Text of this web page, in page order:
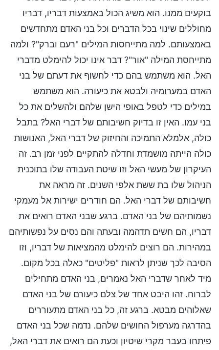
בוקעים ממנו. הוא משיג הכול באמצעות דבריו, דבריו
מחוללים שינוי בכל הדברים וכל בני האדם מתחדשים
באמצעותם. למה מתייחסות המילים "רעם וברק"? ולמה
מתייחסת המילה "אור"? דבר אינו יכול להימלט מדברי
האל. הוא משתמש בהם כדי לחשוף את דעתם של בני
האדם במערומיה ולבטא את כיעורה. הוא משתמש
במילים כדי לטפל באופי הישן שלהם ולהשלים את כל
בני עמו. האין זו בדיוק חשיבותם של דברי האל? בתבל
כולה, אלמלא התמיכה והחיזוק של דברי האל, האנושות
כולה הייתה מושמדת וחדלה להתקיים לפני זמן רב. זה
העיקרון של מעשי האל וזו שיטת העבודה שלו בתוכנית
הניהול שלו בת ששת אלפי השנים. זה מראה את
חשיבותם של דברי האל. הם חודרים ישירות אל מעמקי
נשמותיהם של בני האדם. ברגע שבני האדם רואים את
דבריו, הם חשים תדהמה ובעתה והם נסים על נפשותיהם
במהירות. הם רוצים להימלט מהמציאות של דבריו, וזו
הסיבה לכך שניתן לראות "פליטים" כאלה בכל מקום.
מיד לאחר שדברי האל נאמרים, בני האדם מתחילים
לברוח. זהו היבט אחד של צלם כיעורם של בני האדם
שאלוהים מבטא. ברגע זה, כל בני האדם מתעוררים
בהדרגה מערפול החושים שלהם. נדמה שכל בני האדם
פיתחו בעבר מקרי שיטיון וכעת הם רואים את דברי האל,